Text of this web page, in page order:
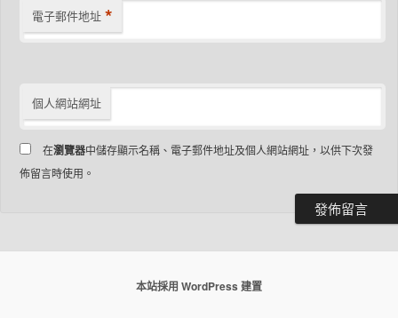
電子郵件地址 *
個人網站網址
在瀏覽器中儲存顯示名稱、電子郵件地址及個人網站網址，以供下次發
佈留言時使用。
本站採用 WordPress 建置